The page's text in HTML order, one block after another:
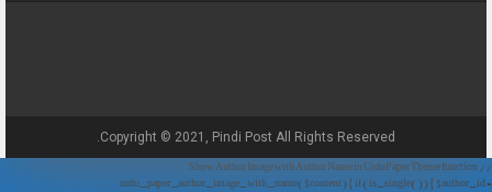
Copyright © 2021, Pindi Post All Rights Reserved.
// Show Author Image with Author Name in UrduPaper Theme function
urdu_paper_author_image_with_name($content) { if (is_single()) { $author_id =